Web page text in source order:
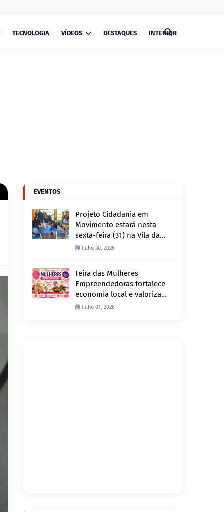
TECNOLOGIA VÍDEOS DESTAQUES INTERIOR
EVENTOS
Projeto Cidadania em
Movimento estará nesta
sexta-feira (31) na Vila da
Penha e sábado (1º) em
Julho 30, 2026
Feira das Mulheres
Empreendedoras fortalece
economia local e valoriza
produção feminina no
Julho 01, 2026